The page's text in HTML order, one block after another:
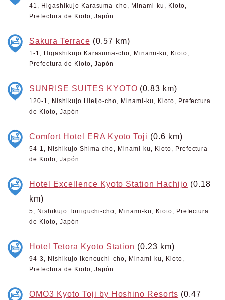
41, Higashikujo Karasuma-cho, Minami-ku, Kioto,
Prefectura de Kioto, Japón
Sakura Terrace (0.57 km)
1-1, Higashikujo Karasuma-cho, Minami-ku, Kioto,
Prefectura de Kioto, Japón
SUNRISE SUITES KYOTO (0.83 km)
120-1, Nishikujo Hieijo-cho, Minami-ku, Kioto, Prefectura
de Kioto, Japón
Comfort Hotel ERA Kyoto Toji (0.6 km)
54-1, Nishikujo Shima-cho, Minami-ku, Kioto, Prefectura
de Kioto, Japón
Hotel Excellence Kyoto Station Hachijo (0.18
km)
5, Nishikujo Toriiguchi-cho, Minami-ku, Kioto, Prefectura
de Kioto, Japón
Hotel Tetora Kyoto Station (0.23 km)
94-3, Nishikujo Ikenouchi-cho, Minami-ku, Kioto,
Prefectura de Kioto, Japón
OMO3 Kyoto Toji by Hoshino Resorts (0.47